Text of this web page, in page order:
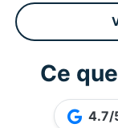
Ce
4.7/